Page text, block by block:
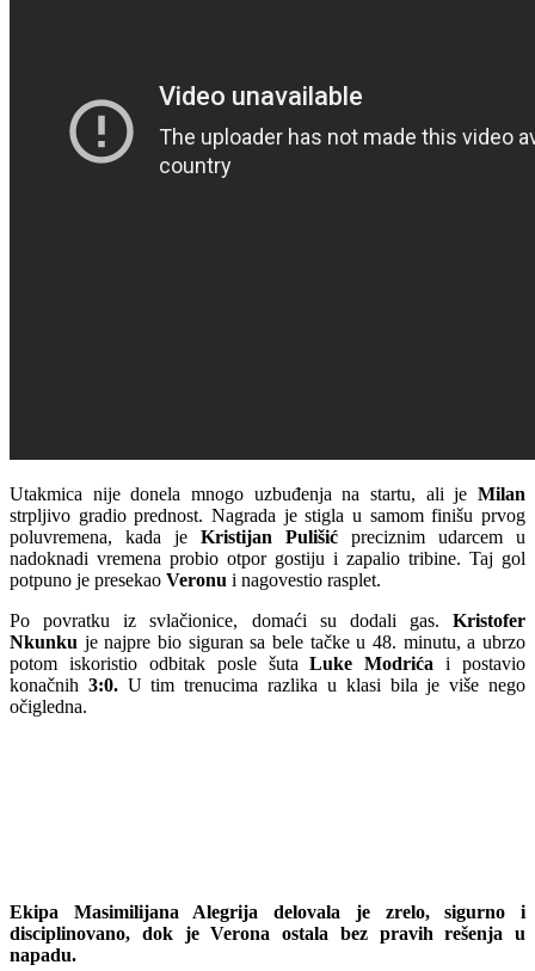
Utakmica nije donela mnogo uzbuđenja na startu, ali je Milan
strpljivo gradio prednost. Nagrada je stigla u samom finišu prvog
poluvremena, kada je Kristijan Pulišić preciznim udarcem u
nadoknadi vremena probio otpor gostiju i zapalio tribine. Taj gol
potpuno je presekao Veronu i nagovestio rasplet.
Po povratku iz svlačionice, domaći su dodali gas. Kristofer
Nkunku je najpre bio siguran sa bele tačke u 48. minutu, a ubrzo
potom iskoristio odbitak posle šutaLuke Modrića i postavio
konačnih 3:0.U tim trenucima razlika u klasi bila je više nego
očigledna.
Ekipa Masimilijana Alegrija delovala je zrelo, sigurno i
disciplinovano, dok je Verona ostala bez pravih rešenja u
napadu.